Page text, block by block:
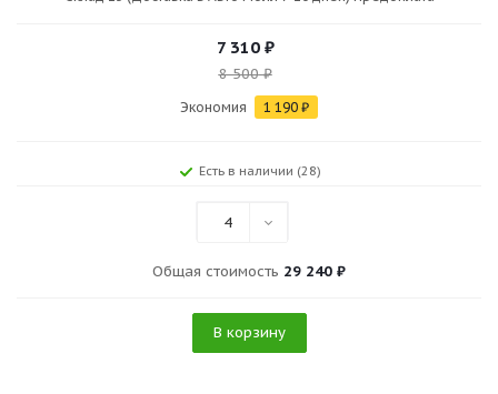
7 310₽
8 500₽
Экономия 1 190 ₽
Есть в наличии (28)
4
Общая стоимость 29 240 ₽
В корзину